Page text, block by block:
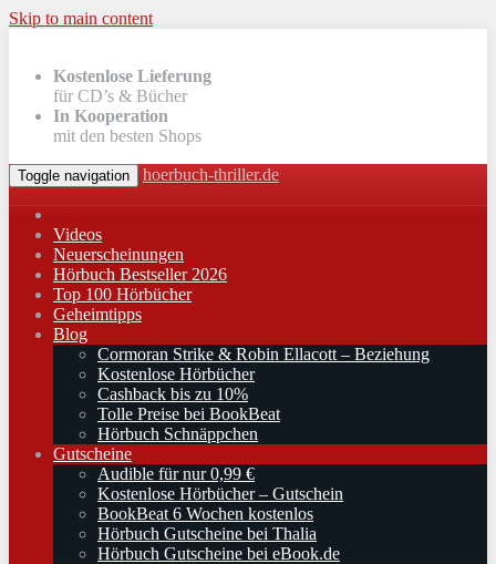
Skip to main content
Kostenlose Lieferung
für CD’s & Bücher
In Kooperation
mit den besten Shops
Toggle navigation hoerbuch-thriller.de
Videos
Neuerscheinungen
Hörbuch Bestseller 2026
Top 100 Hörbücher
Geheimtipps
Blog
Cormoran Strike & Robin Ellacott – Beziehung
Kostenlose Hörbücher
Cashback bis zu 10%
Tolle Preise bei BookBeat
Hörbuch Schnäppchen
Gutscheine
Audible für nur 0,99 €
Kostenlose Hörbücher – Gutschein
BookBeat 6 Wochen kostenlos
Hörbuch Gutscheine bei Thalia
Hörbuch Gutscheine bei eBook.de